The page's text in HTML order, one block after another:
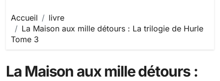
Accueil
livre
La Maison aux mille détours : La trilogie de Hurle
Tome 3
La Maison aux mille détours :